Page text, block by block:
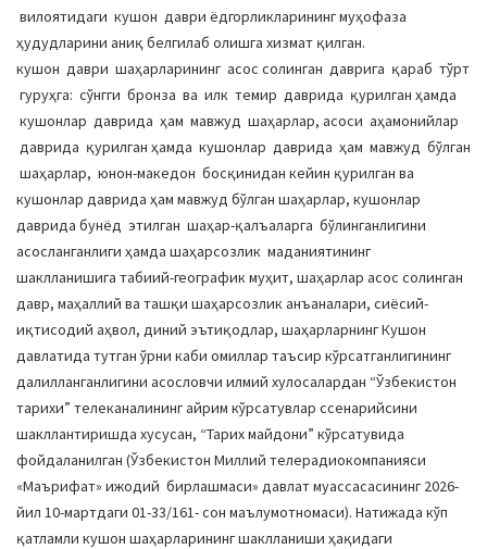
вилоятидаги кушон даври ёдгорликларининг муҳофаза
ҳудудларини аниқ белгилаб олишга хизмат қилган.
кушон даври шаҳарларининг асос солинган даврига қараб тўрт
гуруҳга: сўнгги бронза ва илк темир даврида қурилган ҳамда
кушонлар даврида ҳам мавжуд шаҳарлар, асоси аҳамонийлар
даврида қурилган ҳамда кушонлар даврида ҳам мавжуд бўлган
шаҳарлар, юнон-македон босқинидан кейин қурилган ва
кушонлар даврида ҳам мавжуд бўлган шаҳарлар, кушонлар
даврида бунёд этилган шаҳар-қалъаларга бўлинганлигини
асосланганлиги ҳамда шаҳарсозлик маданиятининг
шаклланишига табиий-географик муҳит, шаҳарлар асос солинган
давр, маҳаллий ва ташқи шаҳарсозлик анъаналари, сиёсий-
иқтисодий аҳвол, диний эътиқодлар, шаҳарларнинг Кушон
давлатида тутган ўрни каби омиллар таъсир кўрсатганлигининг
далилланганлигини асословчи илмий хулосалардан “Ўзбекистон
тарихи” телеканалининг айрим кўрсатувлар ссенарийсини
шакллантиришда хусусан, “Тарих майдони” кўрсатувида
фойдаланилган (Ўзбекистон Миллий телерадиокомпанияси
«Маърифат» ижодий бирлашмаси» давлат муассасасининг 2026-
йил 10-мартдаги 01-33/161- сон маълумотномаси). Натижада кўп
қатламли кушон шаҳарларининг шаклланиши ҳақидаги